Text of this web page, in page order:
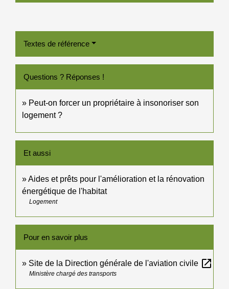
Textes de référence
Questions ? Réponses !
Peut-on forcer un propriétaire à insonoriser son
logement ?
Et aussi
Aides et prêts pour l'amélioration et la rénovation
énergétique de l'habitat
Logement
Pour en savoir plus
Site de la Direction générale de l'aviation civile open_in_new
Ministère chargé des transports